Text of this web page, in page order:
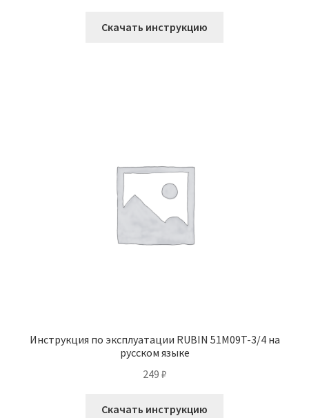
Скачать инструкцию
Инструкция по эксплуатации RUBIN 51M09T-3/4 на
русском языке
249 ₽
Скачать инструкцию